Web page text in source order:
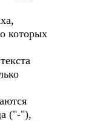
которых
("-"),